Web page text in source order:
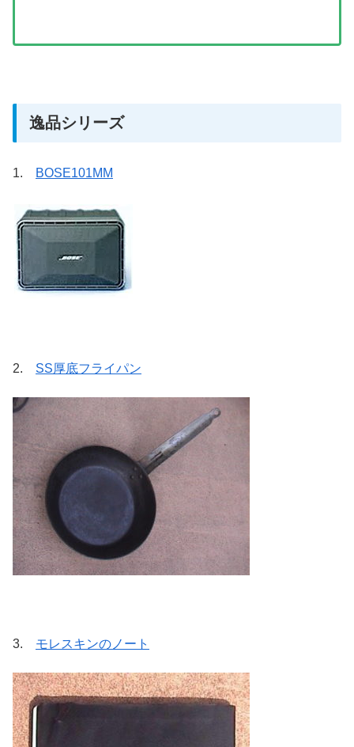
逸品シリーズ
1. BOSE101MM
2. SS厚底フライパン
3. モレスキンのノート